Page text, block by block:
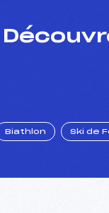
Biathlon Ski de